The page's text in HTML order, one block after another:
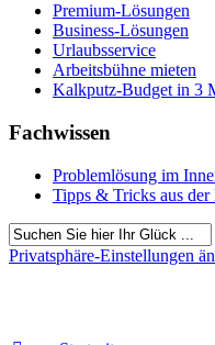
Premium-Lösungen
Business-Lösungen
Urlaubsservice
Arbeitsbühne mieten
Kalkputz-Budget in 3
Fachwissen
Problemlösung im
Tipps & Tricks aus
Privatsphäre-Einstellungen